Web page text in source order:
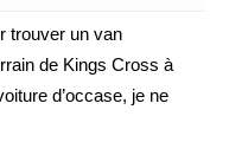
trouver un van
de Kings Cross à
d’occase, je ne